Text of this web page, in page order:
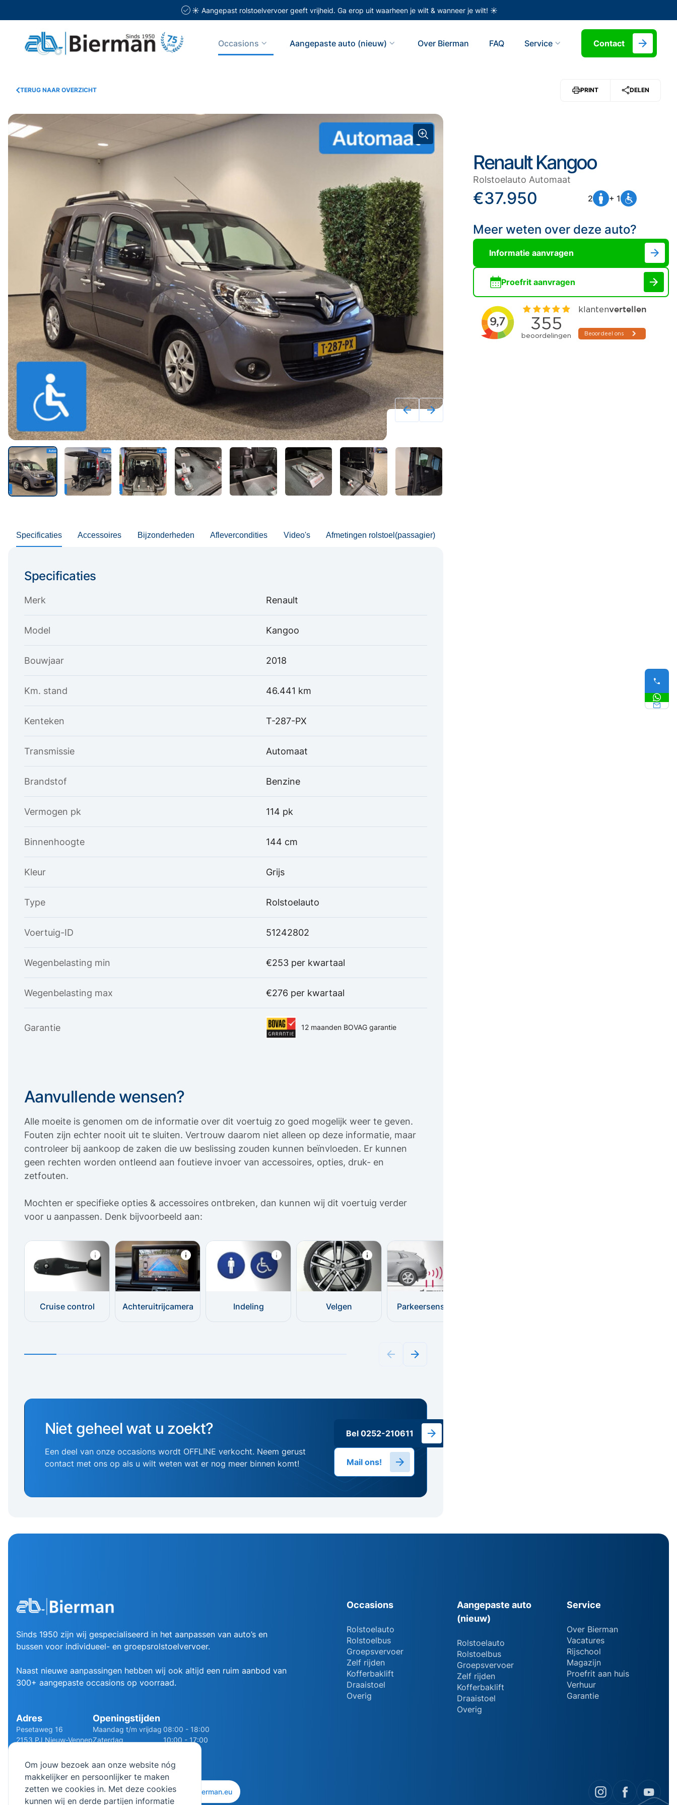
Om jouw bezoek aan onze website nóg
makkelijker en persoonlijker te maken
zetten we cookies in. Met deze cookies
kunnen wij en derde partijen informatie
☀️ Aangepast rolstoelvervoer geeft vrijheid. Ga erop uit waarheen je wilt & wanneer je wilt! ☀️
Occasions Aangepaste auto (nieuw) Over Bierman FAQ Service Contact
TERUG NAAR OVERZICHT PRINT DELEN
Specificaties Accessoires Bijzonderheden Aflevercondities Video's Afmetingen rolstoel(passagier)
Specificaties
Merk Renault
Model Kangoo
Bouwjaar 2018
Km. stand 46.441 km
Kenteken T-287-PX
Transmissie Automaat
Brandstof Benzine
Vermogen pk 114 pk
Binnenhoogte 144 cm
Kleur Grijs
Type Rolstoelauto
Voertuig-ID 51242802
Wegenbelasting min €253 per kwartaal
Wegenbelasting max €276 per kwartaal
Garantie 12 maanden BOVAG garantie
Aanvullende wensen?
Alle moeite is genomen om de informatie over dit voertuig zo goed mogelijk weer te geven.
Fouten zijn echter nooit uit te sluiten. Vertrouw daarom niet alleen op deze informatie, maar
controleer bij aankoop de zaken die uw beslissing zouden kunnen beïnvloeden. Er kunnen
geen rechten worden ontleend aan foutieve invoer van accessoires, opties, druk- en
zetfouten.
Mochten er specifieke opties & accessoires ontbreken, dan kunnen wij dit voertuig verder
voor u aanpassen. Denk bijvoorbeeld aan:
Cruise control Achteruitrijcamera Indeling Velgen Parkeersensoren
Niet geheel wat u zoekt?
Een deel van onze occasions wordt OFFLINE verkocht. Neem gerust
contact met ons op als u wilt weten wat er nog meer binnen komt!
Bel 0252-210611
Mail ons!
Renault Kangoo
Rolstoelauto Automaat
€37.950 2 + 1
Meer weten over deze auto?
Informatie aanvragen
Proefrit aanvragen
Sinds 1950 zijn wij gespecialiseerd in het aanpassen van auto’s en
bussen voor individueel- en groepsrolstoelvervoer.
Naast nieuwe aanpassingen hebben wij ook altijd een ruim aanbod van
300+ aangepaste occasions op voorraad.
Adres
Pesetaweg 16
2153 PJ Nieuw-Vennep
Openingstijden
Maandag t/m vrijdag 08:00 - 18:00
Zaterdag
10:00 - 17:00
Occasions
Rolstoelauto
Rolstoelbus
Groepsvervoer
Zelf rijden
Kofferbaklift
Draaistoel
Overig
Aangepaste auto
(nieuw)
Rolstoelauto
Rolstoelbus
Groepsvervoer
Zelf rijden
Kofferbaklift
Draaistoel
Overig
Service
Over Bierman
Vacatures
Rijschool
Magazijn
Proefrit aan huis
Verhuur
Garantie
0252 - 210611 06 - 13141322 info@bierman.eu